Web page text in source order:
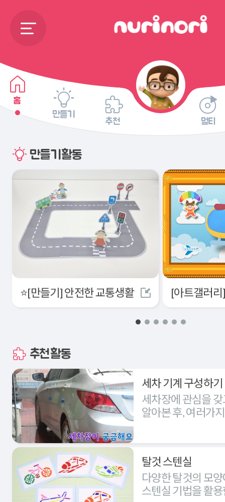
홈
만들기
추천 멀티
만들기활동
⭐[만들기] 안전한 교통생활
추천활동
세차 기계 구성하기
세차장에 관심을
알아본 후, 여러가
탈것 스텐실
다양한 탈것의 모
스텐실 기법을 활